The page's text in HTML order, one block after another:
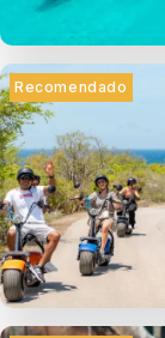
Recomendado